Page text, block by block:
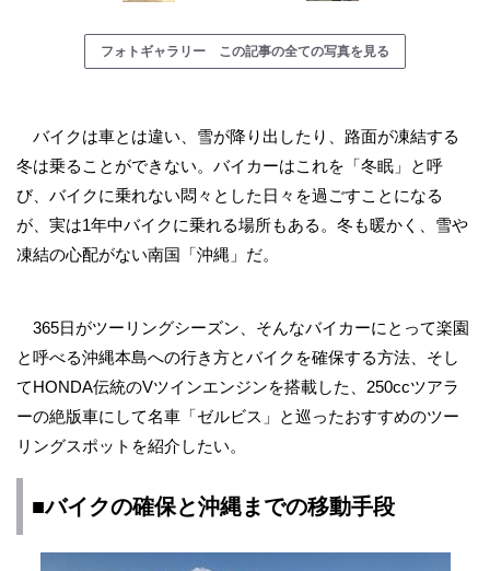
フォトギャラリー この記事の全ての写真を見る
バイクは車とは違い、雪が降り出したり、路面が凍結する
冬は乗ることができない。バイカーはこれを「冬眠」と呼
び、バイクに乗れない悶々とした日々を過ごすことになる
が、実は1年中バイクに乗れる場所もある。冬も暖かく、雪や
凍結の心配がない南国「沖縄」だ。
365日がツーリングシーズン、そんなバイカーにとって楽園
と呼べる沖縄本島への行き方とバイクを確保する方法、そし
てHONDA伝統のVツインエンジンを搭載した、250ccツアラ
ーの絶版車にして名車「ゼルビス」と巡ったおすすめのツー
リングスポットを紹介したい。
■バイクの確保と沖縄までの移動手段